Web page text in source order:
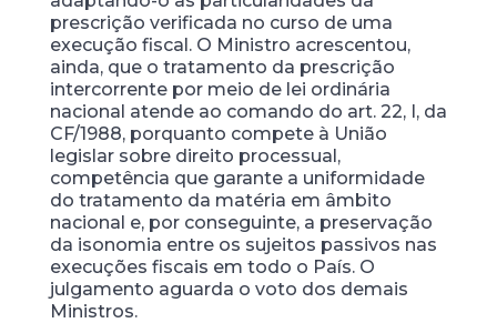
prescrição verificada no curso de uma
execução fiscal. O Ministro acrescentou,
ainda, que o tratamento da prescrição
intercorrente por meio de lei ordinária
nacional atende ao comando do art. 22, I, da
CF/1988, porquanto compete à União
legislar sobre direito processual,
competência que garante a uniformidade
do tratamento da matéria em âmbito
nacional e, por conseguinte, a preservação
da isonomia entre os sujeitos passivos nas
execuções fiscais em todo o País. O
julgamento aguarda o voto dos demais
Ministros.